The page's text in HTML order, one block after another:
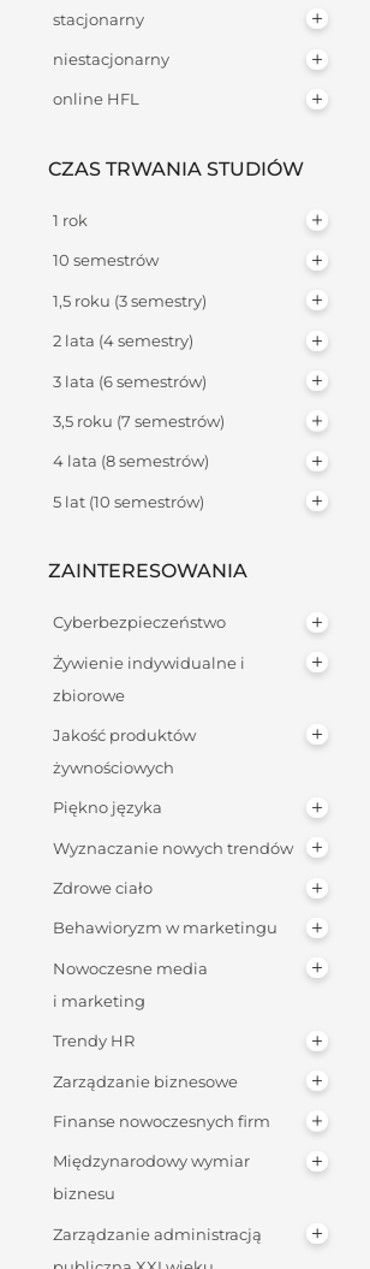
stacjonarny
niestacjonarny
online HFL
CZAS TRWANIA STUDIÓW
1 rok
10 semestrów
1,5 roku (3 semestry)
2 lata (4 semestry)
3 lata (6 semestrów)
3,5 roku (7 semestrów)
4 lata (8 semestrów)
5 lat (10 semestrów)
ZAINTERESOWANIA
Cyberbezpieczeństwo
Żywienie indywidualne i
zbiorowe
Jakość produktów
żywnościowych
Piękno języka
Wyznaczanie nowych trendów
Zdrowe ciało
Behawioryzm w marketingu
Nowoczesne media
i marketing
Trendy HR
Zarządzanie biznesowe
Finanse nowoczesnych firm
Międzynarodowy wymiar
biznesu
Zarządzanie administracją